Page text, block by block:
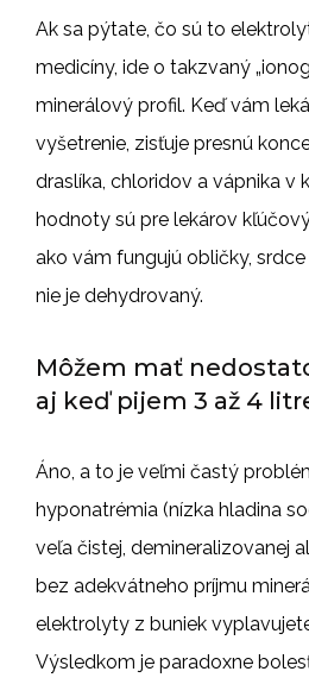
Ak sa pýtate, čo sú to
medicíny, ide o takzvaný
minerálový profil. Keď vám
vyšetrenie, zisťuje presnú
draslíka, chloridov a vápnika v
hodnoty sú pre lekárov
ako vám fungujú obličky,
nie je dehydrovaný.
Môžem mať
aj keď pijem 3 až 4
Áno, a to je veľmi častý
hyponatrémia (nízka hladina
veľa čistej, demineralizovanej
bez adekvátneho príjmu
elektrolyty z buniek
Výsledkom je paradoxne